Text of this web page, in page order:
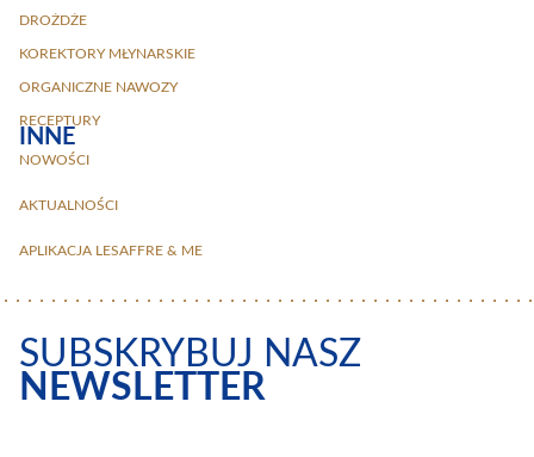
DROŻDŻE
KOREKTORY MŁYNARSKIE
ORGANICZNE NAWOZY
RECEPTURY
INNE
NOWOŚCI
AKTUALNOŚCI
APLIKACJA LESAFFRE & ME
SUBSKRYBUJ NASZ
NEWSLETTER